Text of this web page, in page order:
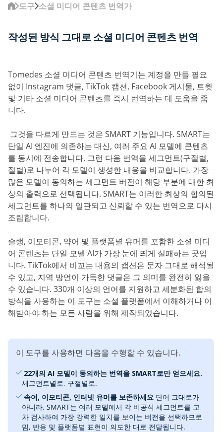
도구 소셜 미디어 콘텐츠 번역가
작성된 방식 그대로 소셜 미디어 콘텐츠 번역
Tomedes 소셜 미디어 콘텐츠 번역기는 계정을 만들 필요
없이 Instagram 댓글, TikTok 캡션, Facebook 게시물, 트윗
및 기타 소셜 미디어 콘텐츠를 즉시 번역하는 데 도움을 줍
니다.
‎ 그것을 다르게 만드는 것은 SMART 기능입니다. SMART는
단일 AI 엔진에 의존하는 대신, 여러 주요 AI 모델에 콘텐츠
를 동시에 전송합니다. 그런 다음 번역을 세그먼트(구절별,
절별)로 나누어 각 모델이 생성한 내용을 비교합니다. 가장
많은 모델이 동의하는 세그먼트 버전이 해당 부분에 대한 최
상의 출력으로 선택됩니다. SMART는 이러한 최상의 합의된
세그먼트를 하나의 일관되고 신뢰할 수 있는 번역으로 다시
조립합니다.
슬랭, 이모티콘, 약어 및 플랫폼별 유머를 포함한 소셜 미디
어 콘텐츠는 단일 모델 AI가 가장 눈에 띄게 실패하는 곳입
니다. TikTok에서 비꼬는 내용의 캡션은 문자 그대로 해석될
수 있고, 지역 방언이 가득한 댓글은 그 의미를 완전히 잃을
수 있습니다. ‎330개 이상의 언어를 지원하고 세분화된 합의
방식을 사용하는 이 도구는 소셜 플랫폼에서 이해하거나 이
해받아야 하는 모든 사람을 위해 제작되었습니다.
이 도구를 사용하면 다음을 수행할 수 있습니다.
‎ 22개의 AI 모델이 동의하는 번역을 SMART로만 얻으세요. ‎
세그먼트별로, 구절별로.
‎ 속어, 이모티콘, 인터넷 유머를 보존하세요 단어 그대로가
아니라. SMART는 여러 모델에서 각 비공식 세그먼트를 교
차 검사하여 가장 강력한 일치를 보이는 버전을 선택하므로
밈, 반응 및 플랫폼별 표현이 의도한 대로 전달됩니다.